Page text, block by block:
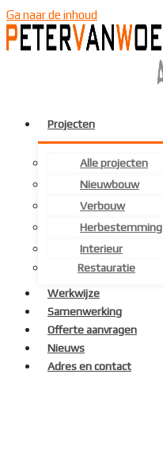
Ga naar de inhoud
Projecten
Alle projecten
Nieuwbouw
Verbouw
Herbestemming
Interieur
Restauratie
Werkwijze
Samenwerking
Offerte aanvragen
Nieuws
Adres en contact